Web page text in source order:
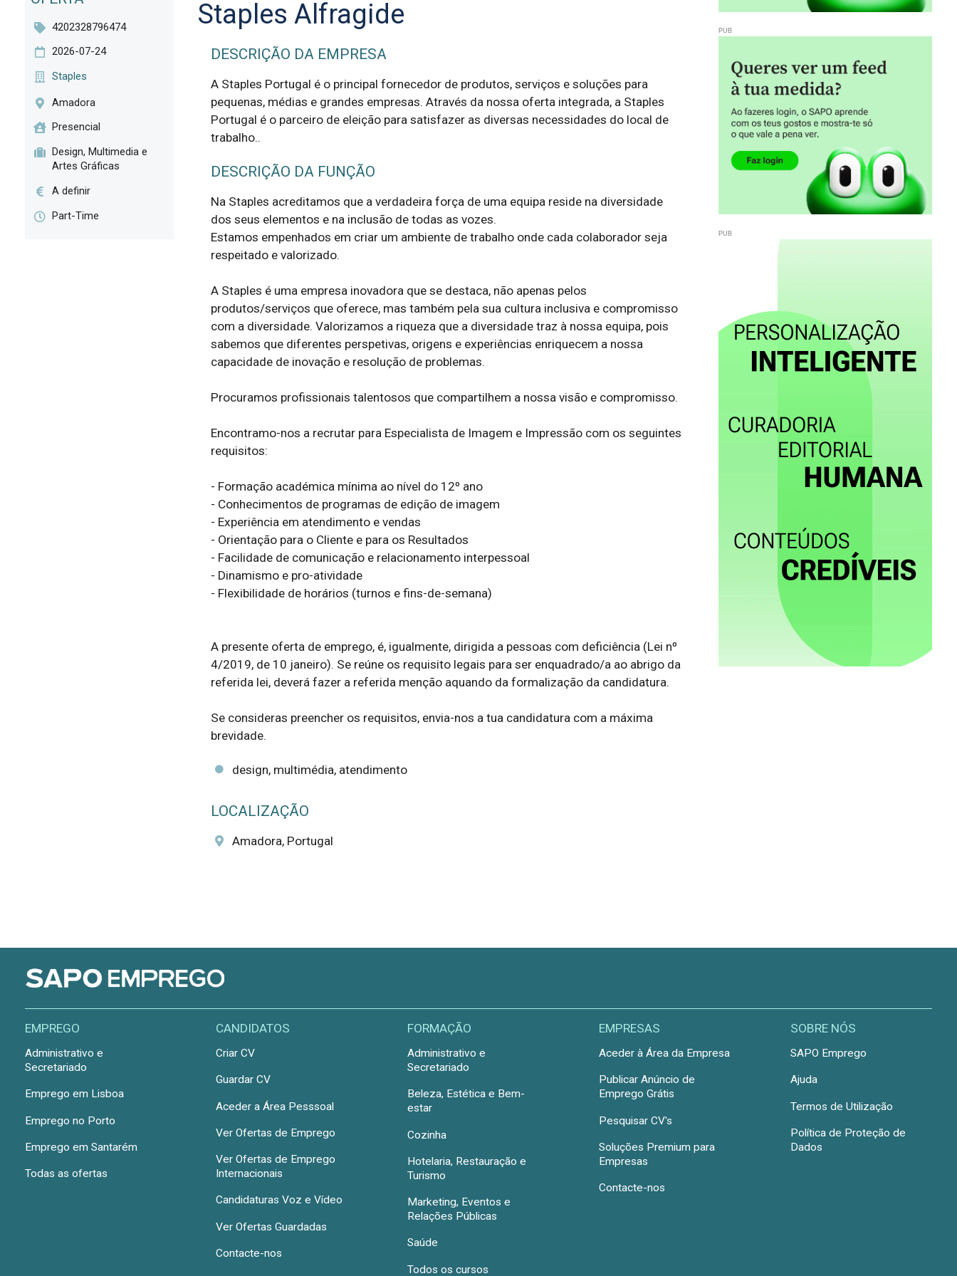
4202328796474
2026-07-24
Staples
Amadora
Presencial
Design, Multimedia e
Artes Gráficas
A definir
Part-Time
Staples Alfragide
DESCRIÇÃO DA EMPRESA
A Staples Portugal é o principal fornecedor de produtos, serviços e soluções para
pequenas, médias e grandes empresas. Através da nossa oferta integrada, a Staples
Portugal é o parceiro de eleição para satisfazer as diversas necessidades do local de
trabalho..
DESCRIÇÃO DA FUNÇÃO
Na Staples acreditamos que a verdadeira força de uma equipa reside na diversidade
dos seus elementos e na inclusão de todas as vozes.
Estamos empenhados em criar um ambiente de trabalho onde cada colaborador seja
respeitado e valorizado.
A Staples é uma empresa inovadora que se destaca, não apenas pelos
produtos/serviços que oferece, mas também pela sua cultura inclusiva e compromisso
com a diversidade. Valorizamos a riqueza que a diversidade traz à nossa equipa, pois
sabemos que diferentes perspetivas, origens e experiências enriquecem a nossa
capacidade de inovação e resolução de problemas.
Procuramos profissionais talentosos que compartilhem a nossa visão e compromisso.
Encontramo-nos a recrutar para Especialista de Imagem e Impressão com os seguintes
requisitos:
- Formação académica mínima ao nível do 12º ano
- Conhecimentos de programas de edição de imagem
- Experiência em atendimento e vendas
- Orientação para o Cliente e para os Resultados
- Facilidade de comunicação e relacionamento interpessoal
- Dinamismo e pro-atividade
- Flexibilidade de horários (turnos e fins-de-semana)
A presente oferta de emprego, é, igualmente, dirigida a pessoas com deficiência (Lei nº
4/2019, de 10 janeiro). Se reúne os requisito legais para ser enquadrado/a ao abrigo da
referida lei, deverá fazer a referida menção aquando da formalização da candidatura.
Se consideras preencher os requisitos, envia-nos a tua candidatura com a máxima
brevidade.
design, multimédia, atendimento
LOCALIZAÇÃO
Amadora, Portugal
EMPREGO
Administrativo e
Secretariado
Emprego em Lisboa
Emprego no Porto
Emprego em Santarém
Todas as ofertas
CANDIDATOS
Criar CV
Guardar CV
Aceder a Área Pesssoal
Ver Ofertas de Emprego
Ver Ofertas de Emprego
Internacionais
Candidaturas Voz e Vídeo
Ver Ofertas Guardadas
Contacte-nos
FORMAÇÃO
Administrativo e
Secretariado
Beleza, Estética e Bem-
estar
Cozinha
Hotelaria, Restauração e
Turismo
Marketing, Eventos e
Relações Públicas
Saúde
Todos os cursos
EMPRESAS
Aceder à Área da Empresa
Publicar Anúncio de
Emprego Grátis
Pesquisar CV's
Soluções Premium para
Empresas
Contacte-nos
SOBRE NÓS
SAPO Emprego
Ajuda
Termos de Utilização
Política de Proteção de
Dados